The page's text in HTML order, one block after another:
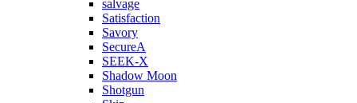
salvage
Satisfaction
Savory
SecureA
SEEK-X
Shadow Moon
Shotgun